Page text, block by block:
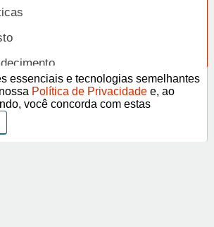
Abrir
essenciais e tecnologias semelhantes
Política de Privacidade e, ao
você concorda com estas